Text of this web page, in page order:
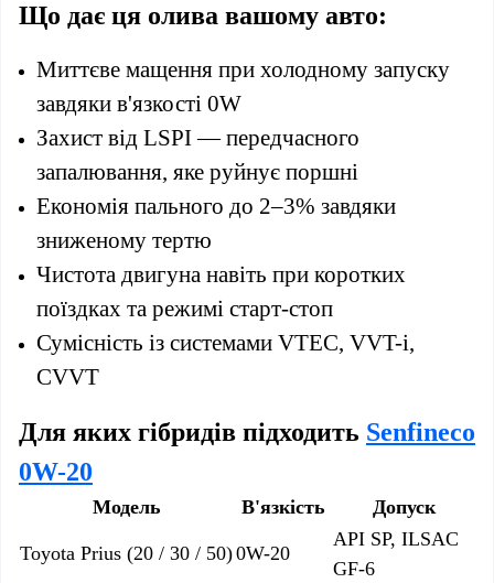
Що дає ця олива вашому авто:
Миттєве мащення при холодному запуску
завдяки в'язкості 0W
Захист від LSPI — передчасного
запалювання, яке руйнує поршні
Економія пального до 2–3% завдяки
зниженому тертю
Чистота двигуна навіть при коротких
поїздках та режимі старт-стоп
Сумісність із системами VTEC, VVT-i,
CVVT
Для яких гібридів підходить Senfineco
0W-20
Модель В'язкість Допуск
Toyota Prius (20 / 30 / 50)0W-20
API SP, ILSAC
GF-6